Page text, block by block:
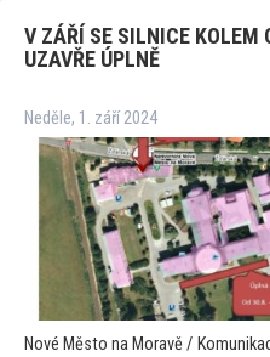
V ZÁŘÍ SE SILNICE KOLEM
UZAVŘE ÚPLNĚ
Neděle, 1. září 2024
Nové Město na Moravě /